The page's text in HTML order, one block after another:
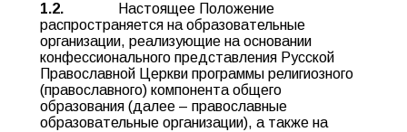
1.2.
Настоящее Положение
распространяется на образовательные
организации, реализующие на основании
конфессионального представления Русской
Православной Церкви программы религиозного
(православного) компонента общего
образования (далее – православные
образовательные организации), а также на